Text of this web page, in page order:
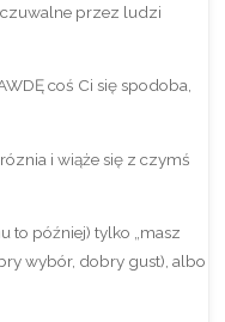
przez ludzi
coś Ci się spodoba,
i wiąże się z czymś
to później) tylko „masz
wybór, dobry gust), albo